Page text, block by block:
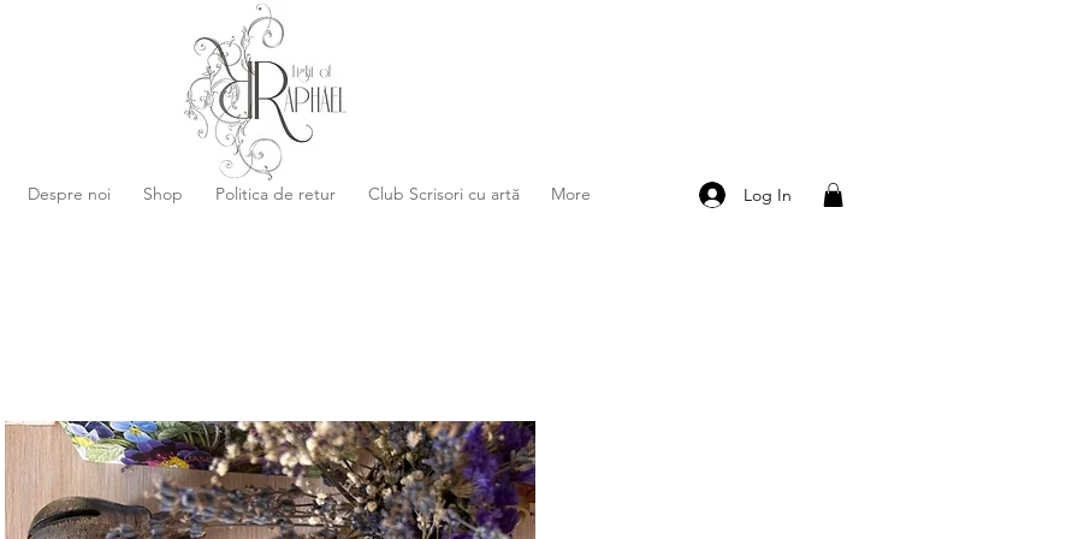
Despre noi Shop Politica de retur Club Scrisori cu artă More Log In